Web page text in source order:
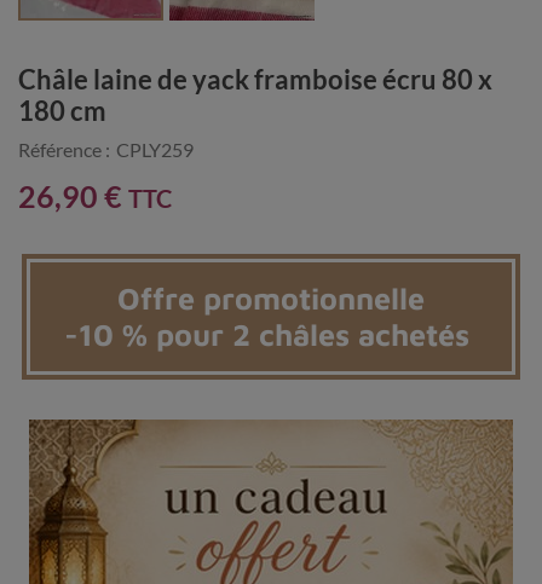
Châle laine de yack framboise écru 80 x
180 cm
Référence : CPLY259
26,90 € TTC
Offre promotionnelle
-10 % pour 2 châles achetés